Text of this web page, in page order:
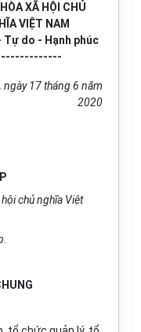
XÃ HỘI CHỦ
VIỆT NAM
do - Hạnh phúc
ngày 17 tháng 6 năm
2020
chủ nghĩa Việt